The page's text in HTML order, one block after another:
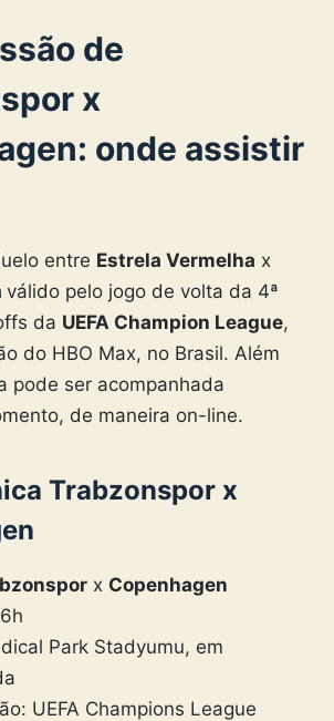
de
x
: onde assistir
entre Estrela Vermelha x
válido pelo jogo de volta da 4ª
da UEFA Champion League,
do HBO Max, no Brasil. Além
pode ser acompanhada
de maneira on-line.
Trabzonsporx
x Copenhagen
Park Stadyumu, em
UEFA Champions League